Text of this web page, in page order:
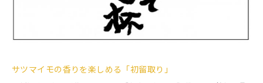
サツマイモの香りを楽しめる「初留取り」